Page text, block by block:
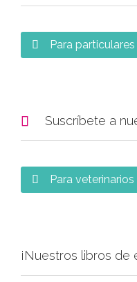
 Para particulares
 Suscríbete a
 Para veterinarios
¡Nuestros libros de